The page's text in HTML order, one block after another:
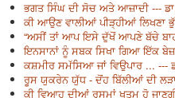
ਭਗਤ ਸਿੰਘ ਦੀ ਸੋਚ ਅਤੇ ਆਜ਼ਾਦੀ ---
ਕੀ ਆਉਣ ਵਾਲੀਆਂ ਪੀੜ੍ਹੀਆਂ ਲਿਖਣਾ
“ਅਸੀਂ ਤਾਂ ਆਪ ਇਸੇ ਦੁੱਖੋਂ ਆਪਣੇ ਬੱਚੇ
ਇਨਸਾਨਾਂ ਨੂੰ ਸਬਕ ਸਿਖਾ ਗਿਆ ਇੱਕ
ਕਸ਼ਮੀਰ ਸਮੱਸਿਆ ਜਾਂ ਵਿਉਪਾਰ ... ---
ਰੂਸ ਯੁਕਰੇਨ ਯੁੱਧ - ਦੋਂਹ ਬਿੱਲੀਆਂ ਦੀ
ਕੀ ਵਿਆਹ ਦੀਆਂ ਰਸਮਾਂ ਖਤਮ ਹੋ